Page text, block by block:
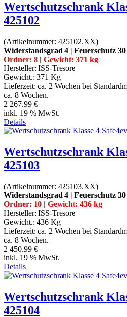
Wertschutzschrank
425102
(Artikelnummer: 425102.XX)
Widerstandsgrad 4 | Feuerschutz
Ordner: 8 | Gewicht: 371 kg
Hersteller: ISS-Tresore
Gewicht.: 371 Kg
Lieferzeit: ca. 2 Wochen bei
ca. 8 Wochen.
2 267.99 €
inkl. 19 % MwSt.
Details
Wertschutzschrank
425103
(Artikelnummer: 425103.XX)
Widerstandsgrad 4 | Feuerschutz
Ordner: 10 | Gewicht: 436 kg
Hersteller: ISS-Tresore
Gewicht.: 436 Kg
Lieferzeit: ca. 2 Wochen bei
ca. 8 Wochen.
2 450.99 €
inkl. 19 % MwSt.
Details
Wertschutzschrank
425104